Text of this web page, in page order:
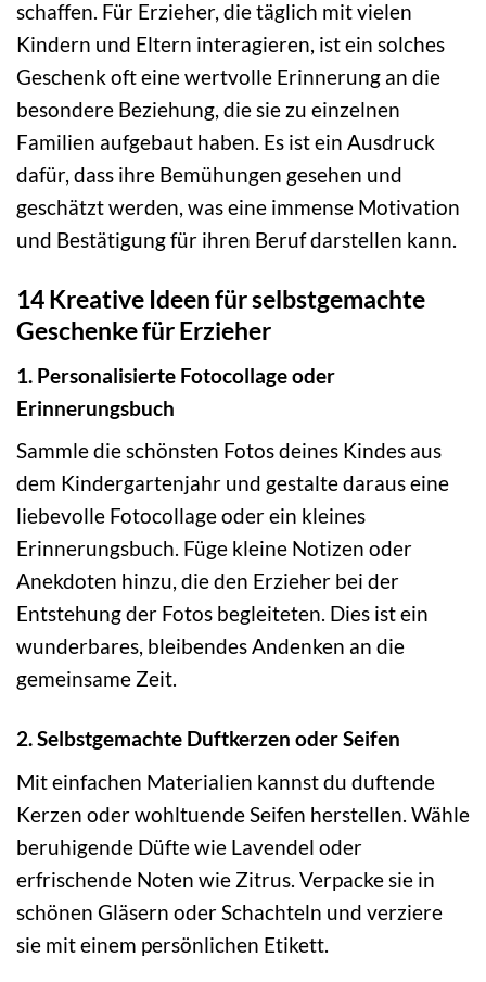
schaffen. Für Erzieher, die täglich mit vielen
Kindern und Eltern interagieren, ist ein solches
Geschenk oft eine wertvolle Erinnerung an die
besondere Beziehung, die sie zu einzelnen
Familien aufgebaut haben. Es ist ein Ausdruck
dafür, dass ihre Bemühungen gesehen und
geschätzt werden, was eine immense Motivation
und Bestätigung für ihren Beruf darstellen kann.
14 Kreative Ideen für selbstgemachte
Geschenke für Erzieher
1. Personalisierte Fotocollage oder
Erinnerungsbuch
Sammle die schönsten Fotos deines Kindes aus
dem Kindergartenjahr und gestalte daraus eine
liebevolle Fotocollage oder ein kleines
Erinnerungsbuch. Füge kleine Notizen oder
Anekdoten hinzu, die den Erzieher bei der
Entstehung der Fotos begleiteten. Dies ist ein
wunderbares, bleibendes Andenken an die
gemeinsame Zeit.
2. Selbstgemachte Duftkerzen oder Seifen
Mit einfachen Materialien kannst du duftende
Kerzen oder wohltuende Seifen herstellen. Wähle
beruhigende Düfte wie Lavendel oder
erfrischende Noten wie Zitrus. Verpacke sie in
schönen Gläsern oder Schachteln und verziere
sie mit einem persönlichen Etikett.